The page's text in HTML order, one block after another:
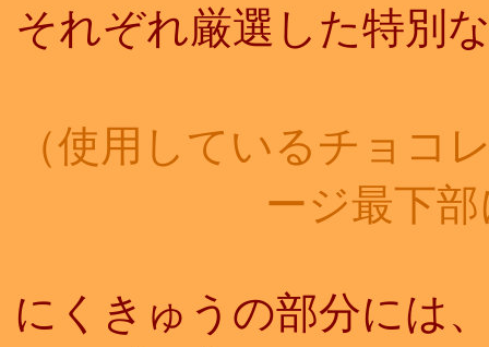
それぞれ厳選した特別
（使用しているチョコ
ージ最下
にくきゅうの部分には